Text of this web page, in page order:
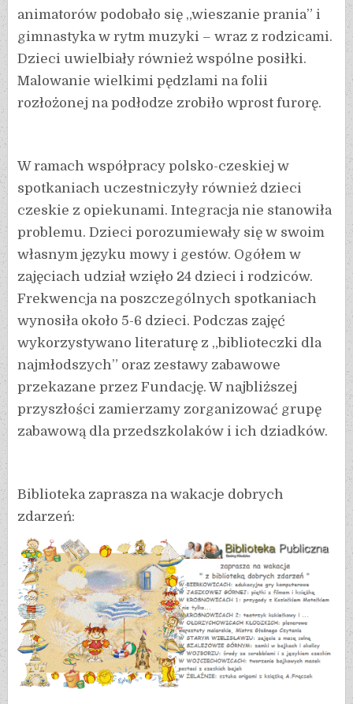
animatorów podobało się „wieszanie prania” i
gimnastyka w rytm muzyki – wraz z rodzicami.
Dzieci uwielbiały również wspólne posiłki.
Malowanie wielkimi pędzlami na folii
rozłożonej na podłodze zrobiło wprost furorę.
W ramach współpracy polsko-czeskiej w
spotkaniach uczestniczyły również dzieci
czeskie z opiekunami. Integracja nie stanowiła
problemu. Dzieci porozumiewały się w swoim
własnym języku mowy i gestów. Ogółem w
zajęciach udział wzięło 24 dzieci i rodziców.
Frekwencja na poszczególnych spotkaniach
wynosiła około 5-6 dzieci. Podczas zajęć
wykorzystywano literaturę z „biblioteczki dla
najmłodszych” oraz zestawy zabawowe
przekazane przez Fundację. W najbliższej
przyszłości zamierzamy zorganizować grupę
zabawową dla przedszkolaków i ich dziadków.
Biblioteka zaprasza na wakacje dobrych
zdarzeń: